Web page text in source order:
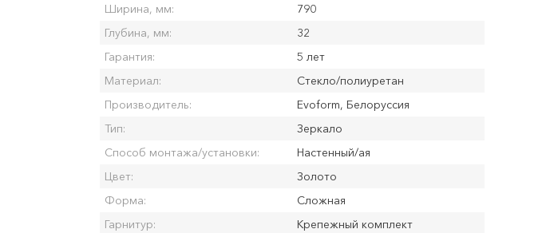
Ширина, мм:
790
Глубина, мм:
32
Гарантия:
5 лет
Материал:
Стекло/полиуретан
Производитель:
Evoform, Белоруссия
Тип:
Зеркало
Способ монтажа/установки:
Настенный/ая
Цвет:
Золото
Форма:
Сложная
Гарнитур:
Крепежный комплект